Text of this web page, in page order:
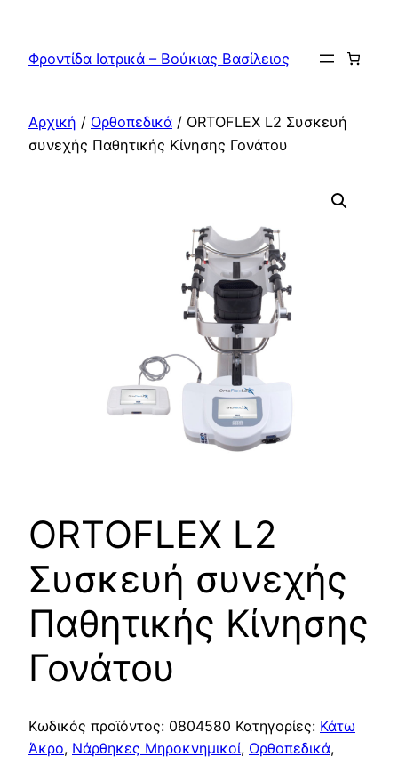
περιεχόμενο
Φροντίδα Ιατρικά – Βούκιας Βασίλειος
Αρχική / Ορθοπεδικά / ORTOFLEX L2 Συσκευή
συνεχής Παθητικής Κίνησης Γονάτου
ORTOFLEX L2
Συσκευή συνεχής
Παθητικής Κίνησης
Γονάτου
Κωδικός προϊόντος: 0804580 Κατηγορίες: Κάτω
Άκρο, Νάρθηκες Μηροκνημικοί, Ορθοπεδικά,